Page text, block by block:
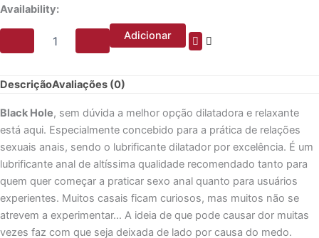
Availability:Quantidade
BLACK
HOLE
REPARO
ANAL
RELAX
À
BASE
DE
ÁGUA
COM
HYALURON
100
ML
Adicionar
DescriçãoAvaliações (0)
Black Hole, sem dúvida a melhor opção dilatadora e relaxante
está aqui. Especialmente concebido para a prática de relações
sexuais anais, sendo o lubrificante dilatador por excelência. É um
lubrificante anal de altíssima qualidade recomendado tanto para
quem quer começar a praticar sexo anal quanto para usuários
experientes. Muitos casais ficam curiosos, mas muitos não se
atrevem a experimentar… A ideia de que pode causar dor muitas
vezes faz com que seja deixada de lado por causa do medo.